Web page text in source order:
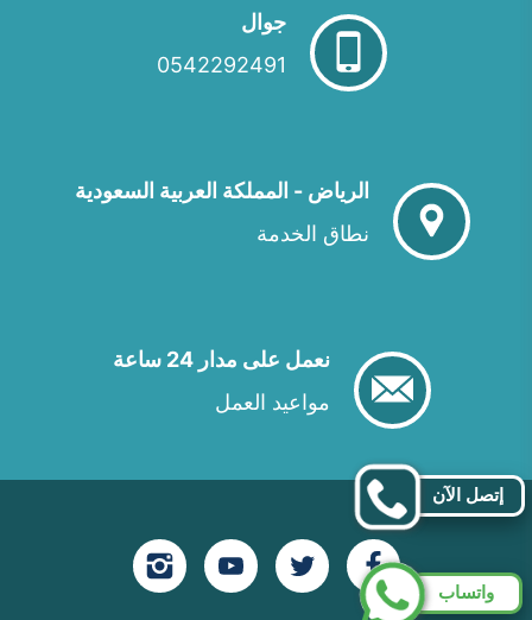
جوال
0542292491
الرياض - المملكة العربية السعودية
نطاق الخدمة
نعمل على مدار 24 ساعة
مواعيد العمل
تابعنا تابعنا تابعنا تابعنا
إتصل الآن
واتساب